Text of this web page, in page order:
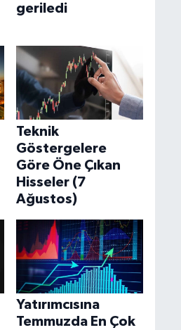
geriledi
Teknik
Göstergelere
Göre Öne Çıkan
Hisseler (7
Ağustos)
Yatırımcısına
Temmuzda En Çok